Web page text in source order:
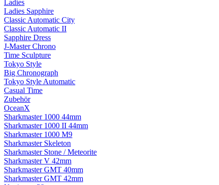
Ladies
Ladies Sapphire
Classic Automatic City
Classic Automatic II
Sapphire Dress
J-Master Chrono
Time Sculpture
Tokyo Style
Big Chronograph
Tokyo Style Automatic
Casual Time
Zubehör
OceanX
Sharkmaster 1000 44mm
Sharkmaster 1000 II 44mm
Sharkmaster 1000 M9
Sharkmaster Skeleton
Sharkmaster Stone / Meteorite
Sharkmaster V 42mm
Sharkmaster GMT 40mm
Sharkmaster GMT 42mm